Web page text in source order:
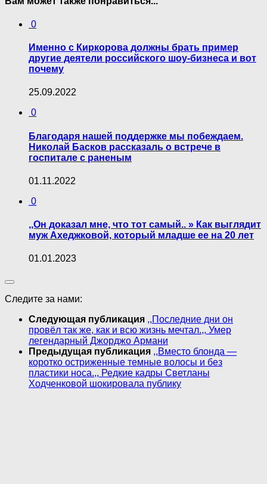
0
Именно с Киркорова должны брать пример
другие деятели российского шоу-бизнеса и вот
почему
25.09.2022
0
Благодаря нашей поддержке мы побеждаем.
Николай Басков рассказаль о встрече в
госпитале с раненым
01.11.2022
0
,,Он доказал мне, что тот самый.. » Как выглядит
муж Ахеджковой, который младше ее на 20 лет
01.01.2023
Следите за нами:
Следующая публикация ,,Последние дни он
провёл так же, как и всю жизнь мечтал.,, Умер
легендарный Джорджо Армани
Предыдущая публикация ,,Вместо блонда —
коротко остриженные темные волосы и без
пластики носа.,, Редкие кадры Светланы
Ходченковой шокировала публику